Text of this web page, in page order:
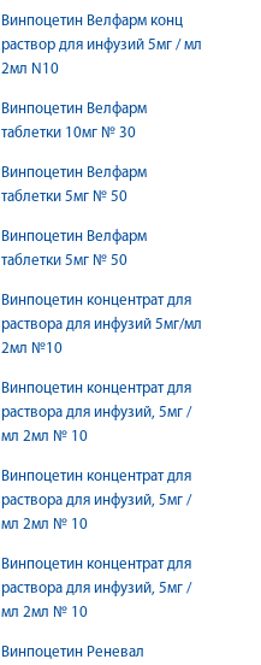
Винпоцетин Велфарм конц
раствор для инфузий 5мг / мл
2мл N10
Винпоцетин Велфарм
таблетки 10мг № 30
Винпоцетин Велфарм
таблетки 5мг № 50
Винпоцетин Велфарм
таблетки 5мг № 50
Винпоцетин концентрат для
раствора для инфузий 5мг/мл
2мл №10
Винпоцетин концентрат для
раствора для инфузий, 5мг /
мл 2мл № 10
Винпоцетин концентрат для
раствора для инфузий, 5мг /
мл 2мл № 10
Винпоцетин концентрат для
раствора для инфузий, 5мг /
мл 2мл № 10
Винпоцетин Реневал